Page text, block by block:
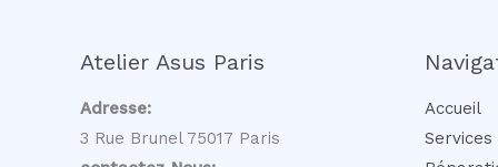
Atelier Asus Paris
Adresse:
3 Rue Brunel 75017 Paris
Accueil
Services